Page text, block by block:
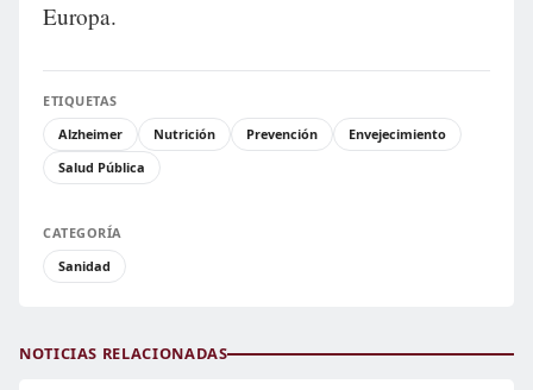
Europa.
ETIQUETAS
Alzheimer
Nutrición Prevención
Envejecimiento
Salud Pública
CATEGORÍA
Sanidad
NOTICIAS RELACIONADAS